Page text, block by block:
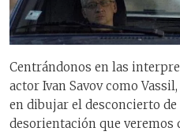
Centrándonos en las
actor Ivan Savov como
en dibujar el desconcierto de
desorientación que